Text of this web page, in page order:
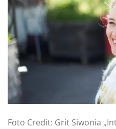
Foto Credit: Grit Siwonia